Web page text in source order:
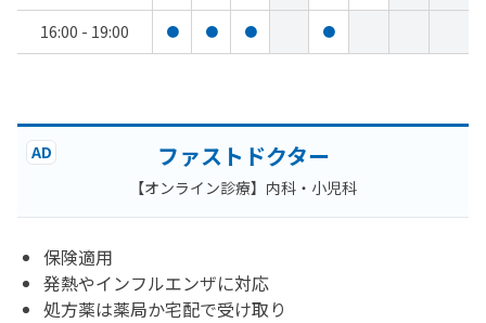
16:00 - 19:00 ● ● ● ●
AD ファストドクター
【オンライン診療】内科・小児科
保険適用
発熱やインフルエンザに対応
処方薬は薬局か宅配で受け取り